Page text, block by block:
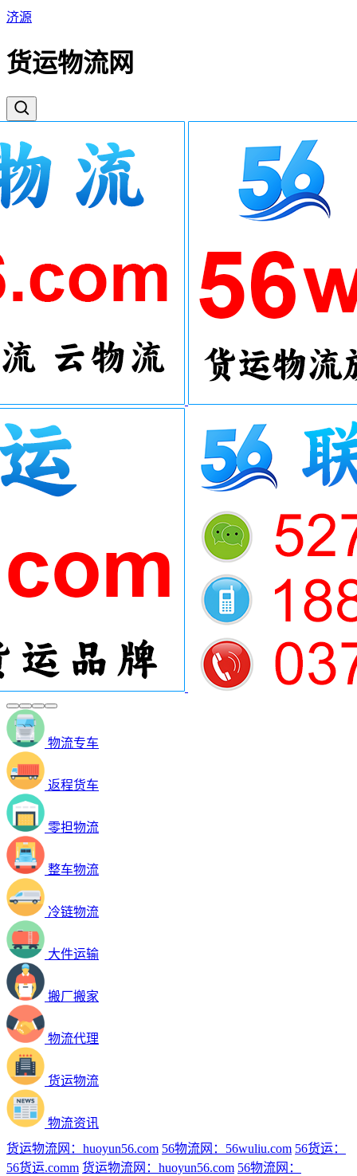
济源
货运物流网
物流专车
返程货车
零担物流
整车物流
冷链物流
大件运输
搬厂搬家
物流代理
货运物流
物流资讯
货运物流网：huoyun56.com 56物流网：56wuliu.com 56货运：
56货运.comm 货运物流网：huoyun56.com 56物流网：